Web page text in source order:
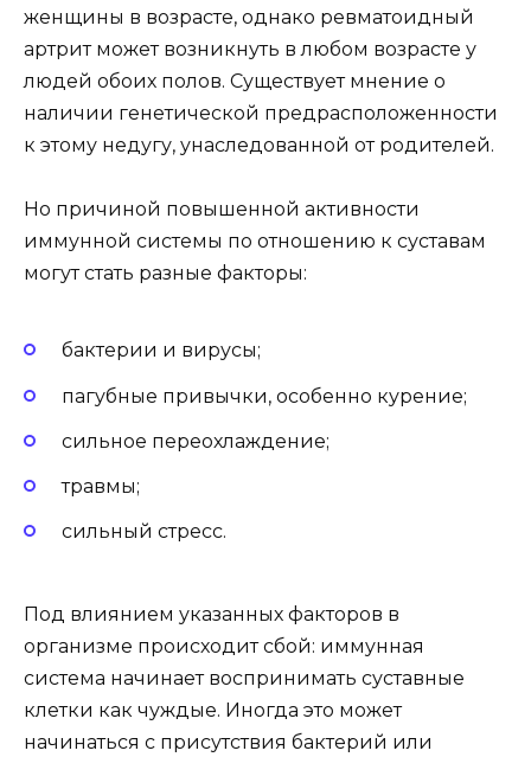
женщины в возрасте, однако ревматоидный
артрит может возникнуть в любом возрасте у
людей обоих полов. Существует мнение о
наличии генетической предрасположенности
к этому недугу, унаследованной от родителей.
Но причиной повышенной активности
иммунной системы по отношению к суставам
могут стать разные факторы:
бактерии и вирусы;
пагубные привычки, особенно курение;
сильное переохлаждение;
травмы;
сильный стресс.
Под влиянием указанных факторов в
организме происходит сбой: иммунная
система начинает воспринимать суставные
клетки как чуждые. Иногда это может
начинаться с присутствия бактерий или